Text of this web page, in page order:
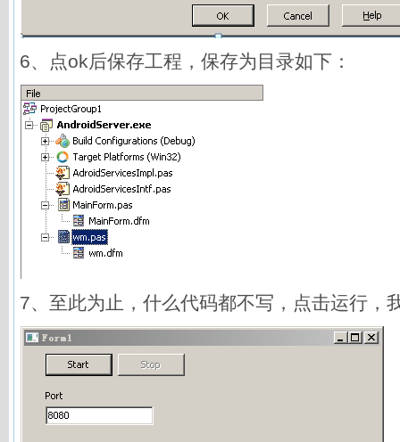
6、点ok后保存工程，保存为目录如下：
7、至此为止，什么代码都不写，点击运行，